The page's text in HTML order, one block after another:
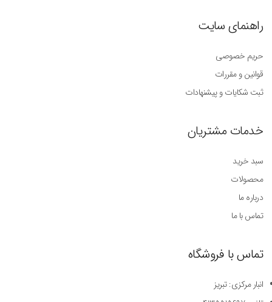
راهنمای سایت
حریم خصوصی
قوانین و مقررات
ثبت شکایات و پیشنهادات
خدمات مشتریان
سبد خرید
محصولات
درباره ما
تماس با ما
تماس با فروشگاه
انبار مرکزی: تبریز